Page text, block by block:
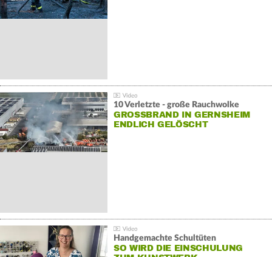
10 Verletzte - große Rauchwolke
GROSSBRAND IN GERNSHEIM E
NDLICH GELÖSCHT
Handgemachte Schultüten
SO WIRD DIE EINSCHULUNG